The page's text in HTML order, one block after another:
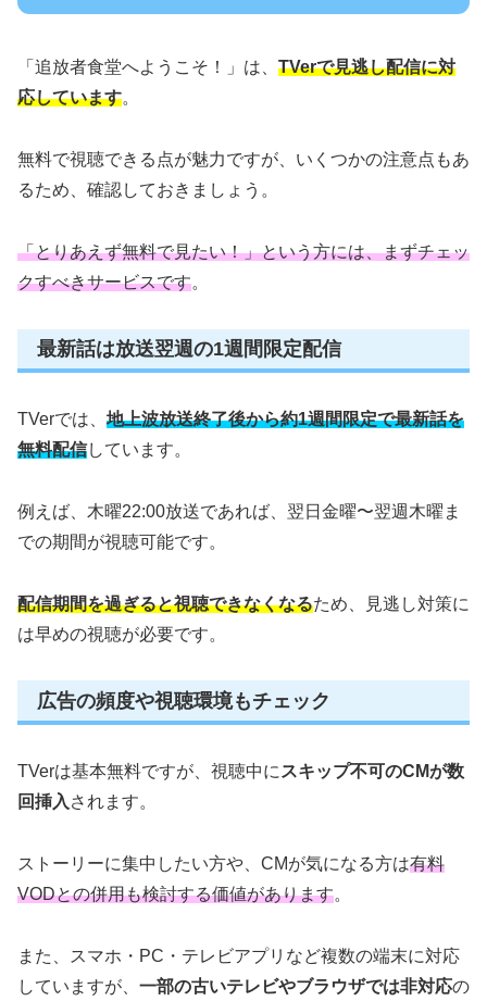
「追放者食堂へようこそ！」は、 TVerで見逃し配信に対
応しています。
無料で視聴できる点が魅力ですが、いくつかの注意点もあ
るため、確認しておきましょう。
「とりあえず無料で見たい！」という方には、まずチェッ
クすべきサービスです。
最新話は放送翌週の1週間限定配信
TVerでは、 地上波放送終了後から約1週間限定で最新話を
無料配信しています。
例えば、木曜22:00放送であれば、翌日金曜〜翌週木曜ま
での期間が視聴可能です。
配信期間を過ぎると視聴できなくなるため、見逃し対策に
は早めの視聴が必要です。
広告の頻度や視聴環境もチェック
TVerは基本無料ですが、視聴中に スキップ不可のCMが数
回挿入 されます。
ストーリーに集中したい方や、CMが気になる方は有料
VODとの併用も検討する価値があります。
また、スマホ・PC・テレビアプリなど複数の端末に対応
していますが、 一部の古いテレビやブラウザでは非対応の